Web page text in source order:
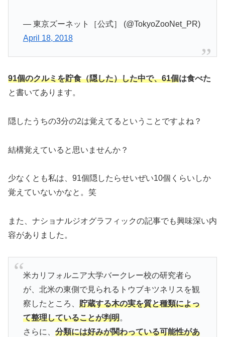
— 東京ズーネット［公式］ (@TokyoZooNet_PR)
April 18, 2018
91個のクルミを貯食（隠した）した中で、61個は食べた
と書いてあります。
隠したうちの3分の2は覚えてるということですよね？
結構覚えていると思いませんか？
少なくとも私は、91個隠したらせいぜい10個くらいしか
覚えていないかなと。笑
また、ナショナルジオグラフィックの記事でも興味深い内
容がありました。
米カリフォルニア大学バークレー校の研究者ら
が、北米の東側で見られるトウブキツネリスを観
察したところ、 貯蔵する木の実を質と種類によっ
て整理していることが判明。
さらに、 分類には好みが関わっている可能性があ